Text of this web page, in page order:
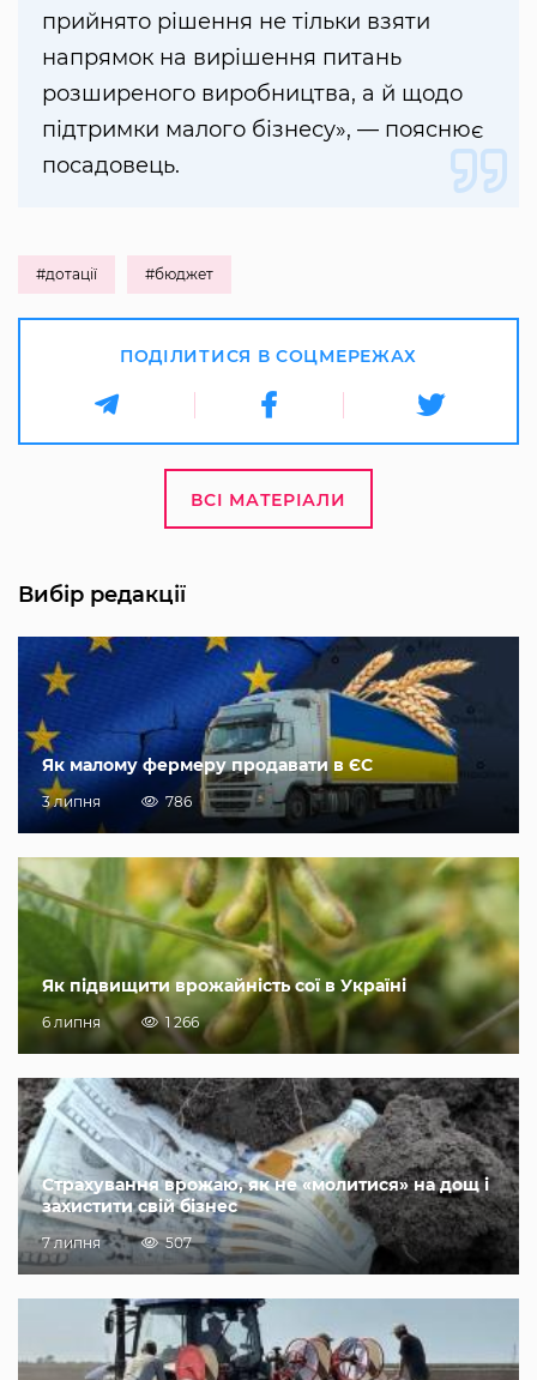
прийнято рішення не тільки взяти
напрямок на вирішення питань
розширеного виробництва, а й щодо
підтримки малого бізнесу», — пояснює
посадовець.
#дотації #бюджет
ПОДІЛИТИСЯ В СОЦМЕРЕЖАХ
ВСІ МАТЕРІАЛИ
Вибір редакції
Як малому фермеру продавати в ЄС
3 липня 786
Як підвищити врожайність сої в Україні
6 липня 1 266
Страхування врожаю, як не «молитися» на дощ і
захистити свій бізнес
7 липня 507